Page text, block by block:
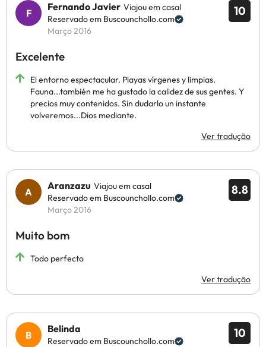
10
Fernando Javier Viajou em casal
Reservado em Buscounchollo.com
Março 2016
Excelente
El entorno espectacular. Playas vírgenes y limpias.
Fauna...también me ha gustado la calidez de sus gentes. Y
precios muy contenidos. Sin dudarlo un instante
volveremos...Dios mediante.
Ver tradução
8.8
Aranzazu Viajou em casal
Reservado em Buscounchollo.com
Março 2016
Muito bom
Todo perfecto
Ver tradução
10
Belinda
Reservado em Buscounchollo.com